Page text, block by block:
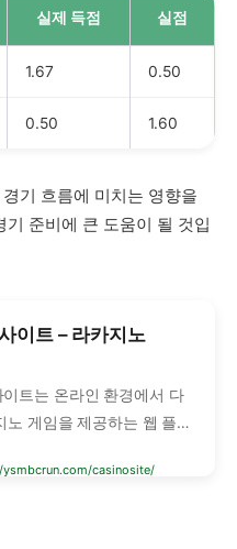
실제 득점 실점
1.67 0.50
0.50 1.60
기 흐름에 미치는 영향을
준비에 큰 도움이 될 것입
이트 – 라카지노
이트는 온라인 환경에서 다
노 게임을 제공하는 웹 플랫
하지 않아도, 컴퓨터나 스마
casinosite/